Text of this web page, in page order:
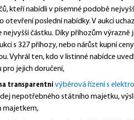
kteří nabídli v písemné podobě
otevření poslední nabídky. V aukci
nejvyšší částku. Díky příhozům
s 327 příhozy, nebo nárůst kupní
. Vyhrál ten, kdo v listinné nabídce
pro jejich doručení,
transparentnívýběrová řízení s
nepotřebného státního majetku,
majetkem,